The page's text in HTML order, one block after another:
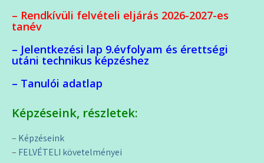
– Rendkívüli felvételi eljárás 2026-2027-es
tanév
– Jelentkezési lap 9.évfolyam és érettségi
utáni technikus képzéshez
– Tanulói adatlap
Képzéseink, részletek:
– Képzéseink
– FELVÉTELI követelményei